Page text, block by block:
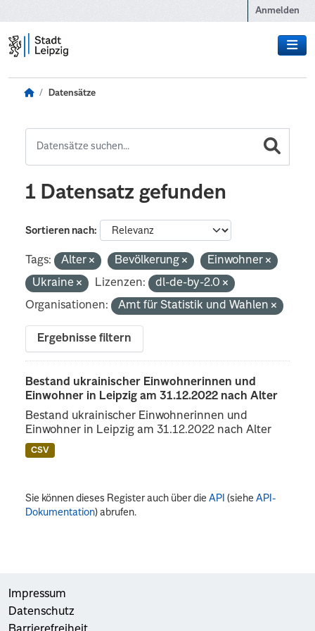
Anmelden
Datensätze
1 Datensatz gefunden
Sortieren nach
Tags: Alter Bevölkerung
Einwohner
Ukraine
Lizenzen:
dl-de-by-2.0
Organisationen:
Amt für Statistik und Wahlen
Ergebnisse filtern
Bestand ukrainischer Einwohnerinnen und
Einwohner in Leipzig am 31.12.2022 nach Alter
Bestand ukrainischer Einwohnerinnen und
Einwohner in Leipzig am 31.12.2022 nach Alter
CSV
Sie können dieses Register auch über dieAPI (sieheAPI-
Dokumentation) abrufen.
Impressum
Datenschutz